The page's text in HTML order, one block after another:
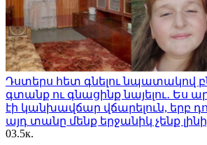
Դստերս հետ գնելու նպատակով
գտանք ու գնացինք նայելու․
էի կանխավճար վճարելուն, երբ
այդ տանը մենք երջանիկ չենք լինի,
03.5к.